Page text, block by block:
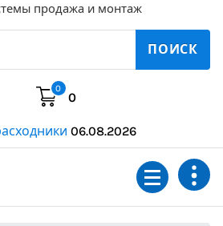
продажа и монтаж
ПОИСК
0
0
06.08.2026